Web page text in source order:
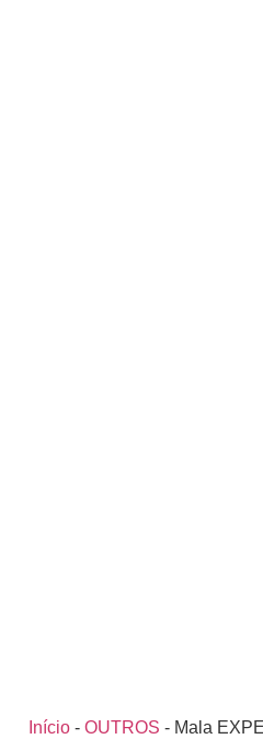
Início - OUTROS - Mala